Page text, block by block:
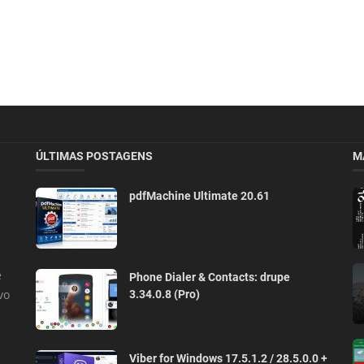
ÚLTIMAS POSTAGENS
pdfMachine Ultimate 20.61
Phone Dialer & Contacts: drupe
3.34.0.8 (Pro)
Viber for Windows 17.5.1.2 / 28.5.0.0 +